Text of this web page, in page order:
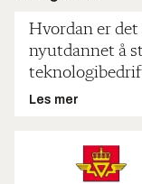
Hvordan er det
nyutdannet å
Les mer